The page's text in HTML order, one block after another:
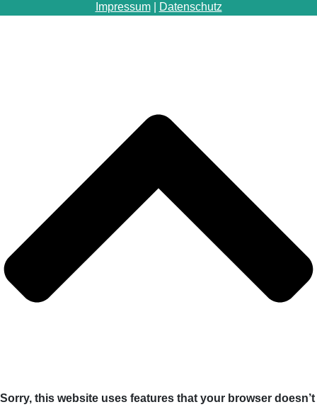
Impressum| Datenschutz
Sorry, this website uses features that your browser doesn’t